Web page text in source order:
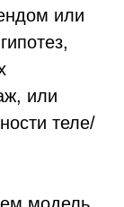
или
или
теле/